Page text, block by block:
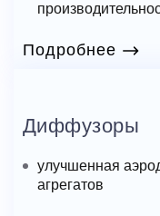
Подробнее
Диффузоры
улучшенная
агрегатов